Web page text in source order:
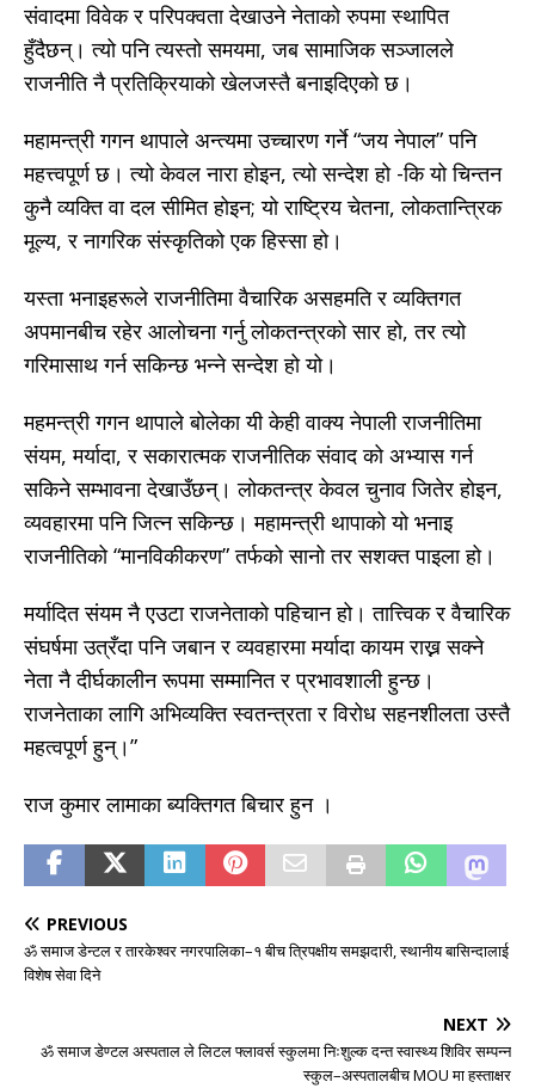
संवादमा विवेक र परिपक्वता देखाउने नेताको रुपमा स्थापित
हुँदैछन्। त्यो पनि त्यस्तो समयमा, जब सामाजिक सञ्जालले
राजनीति नै प्रतिक्रियाको खेलजस्तै बनाइदिएको छ।
महामन्त्री गगन थापाले अन्त्यमा उच्चारण गर्ने “जय नेपाल” पनि
महत्त्वपूर्ण छ। त्यो केवल नारा होइन, त्यो सन्देश हो -कि यो चिन्तन
कुनै व्यक्ति वा दल सीमित होइन; यो राष्ट्रिय चेतना, लोकतान्त्रिक
मूल्य, र नागरिक संस्कृतिको एक हिस्सा हो।
यस्ता भनाइहरूले राजनीतिमा वैचारिक असहमति र व्यक्तिगत
अपमानबीच रहेर आलोचना गर्नु लोकतन्त्रको सार हो, तर त्यो
गरिमासाथ गर्न सकिन्छ भन्ने सन्देश हो यो।
महमन्त्री गगन थापाले बोलेका यी केही वाक्य नेपाली राजनीतिमा
संयम, मर्यादा, र सकारात्मक राजनीतिक संवाद को अभ्यास गर्न
सकिने सम्भावना देखाउँछन्। लोकतन्त्र केवल चुनाव जितेर होइन,
व्यवहारमा पनि जित्न सकिन्छ। महामन्त्री थापाको यो भनाइ
राजनीतिको “मानविकीकरण” तर्फको सानो तर सशक्त पाइला हो।
मर्यादित संयम नै एउटा राजनेताको पहिचान हो। तात्त्विक र वैचारिक
संघर्षमा उत्रँदा पनि जबान र व्यवहारमा मर्यादा कायम राख्न सक्ने
नेता नै दीर्घकालीन रूपमा सम्मानित र प्रभावशाली हुन्छ।
राजनेताका लागि अभिव्यक्ति स्वतन्त्रता र विरोध सहनशीलता उस्तै
महत्वपूर्ण हुन्।”
राज कुमार लामाका ब्यक्तिगत बिचार हुन ।
PREVIOUS
ॐ समाज डेन्टल र तारकेश्वर नगरपालिका–१ बीच त्रिपक्षीय समझदारी, स्थानीय बासिन्दालाई
विशेष सेवा दिने
NEXT
ॐ समाज डेण्टल अस्पताल ले लिटल फ्लावर्स स्कुलमा निःशुल्क दन्त स्वास्थ्य शिविर सम्पन्न
स्कुल–अस्पतालबीच MOU मा हस्ताक्षर